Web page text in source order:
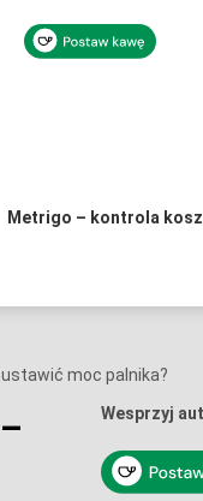
Metrigo – kontrola
moc palnika?
Wesprzyj